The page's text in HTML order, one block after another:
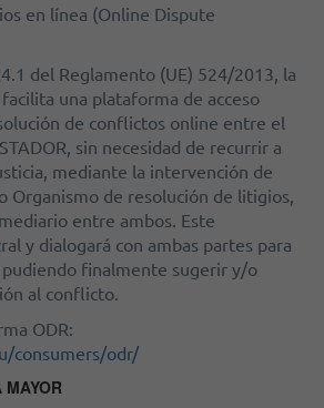
en línea (Online Dispute
del Reglamento (UE) 524/2013, la
una plataforma de acceso
de conflictos online entre el
sin necesidad de recurrir a
mediante la intervención de
Organismo de resolución de litigios,
entre ambos. Este
y dialogará con ambas partes para
finalmente sugerir y/o
al conflicto.
ODR:
consumers/odr/
MAYOR